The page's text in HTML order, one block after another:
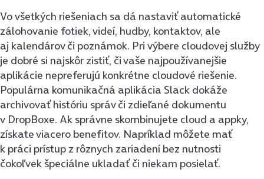
Vo všetkých riešeniach sa dá nastaviť automatické
zálohovanie fotiek, videí, hudby, kontaktov, ale
aj kalendárov či poznámok. Pri výbere cloudovej služby
je dobré si najskôr zistiť, či vaše najpoužívanejšie
aplikácie nepreferujú konkrétne cloudové riešenie.
Populárna komunikačná aplikácia Slack dokáže
archivovať históriu správ či zdieľané dokumentu
v DropBoxe. Ak správne skombinujete cloud a appky,
získate viacero benefitov. Napríklad môžete mať
k práci prístup z rôznych zariadení bez nutnosti
čokoľvek špeciálne ukladať či niekam posielať.